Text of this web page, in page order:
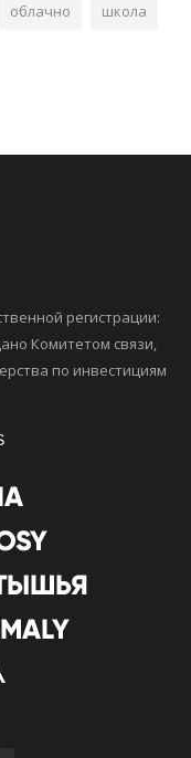
облачно школа
регистрации:
Комитетом связи,
по инвестициям